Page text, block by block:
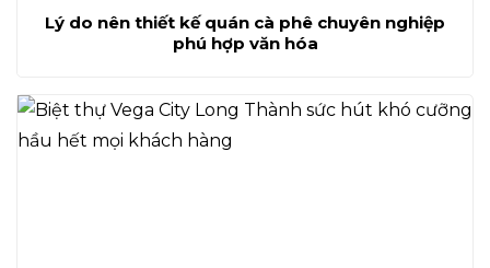
Lý do nên thiết kế quán cà phê chuyên nghiệp
phú hợp văn hóa